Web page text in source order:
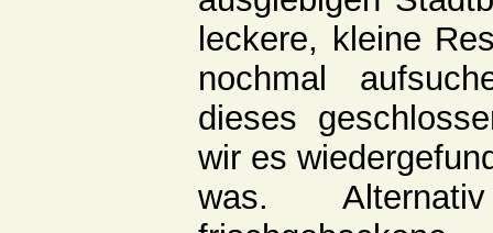
leckere, kleine
nochmal
dieses
wir es
was.